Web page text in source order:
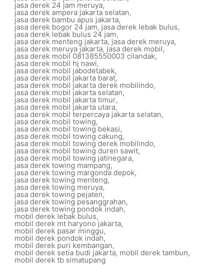
jasa derek 24 jam meruya,
jasa derek ampera jakarta selatan,
jasa derek bambu apus jakarta,
jasa derek bogor 24 jam, jasa derek lebak bulus,
jasa derek lebak bulus 24 jam,
jasa derek menteng jakarta, jasa derek meruya,
jasa derek meruya jakarta, jasa derek mobil,
jasa derek mobil 081385550003 cilandak,
jasa derek mobil hj nawi,
jasa derek mobil jabodetabek,
jasa derek mobil jakarta barat,
jasa derek mobil jakarta derek mobilindo,
jasa derek mobil jakarta selatan,
jasa derek mobil jakarta timur,
jasa derek mobil jakarta utara,
jasa derek mobil terpercaya jakarta selatan,
jasa derek mobil towing,
jasa derek mobil towing bekasi,
jasa derek mobil towing cakung,
jasa derek mobil towing derek mobilindo,
jasa derek mobil towing duren sawit,
jasa derek mobil towing jatinegara,
jasa derek towing mampang,
jasa derek towing margonda depok,
jasa derek towing menteng,
jasa derek towing meruya,
jasa derek towing pejaten,
jasa derek towing pesanggrahan,
jasa derek towing pondok indah,
mobil derek lebak bulus,
mobil derek mt haryono jakarta,
mobil derek pasar minggu,
mobil derek pondok indah,
mobil derek puri kembangan,
mobil derek setia budi jakarta, mobil derek tambun,
mobil derek tb simatupang